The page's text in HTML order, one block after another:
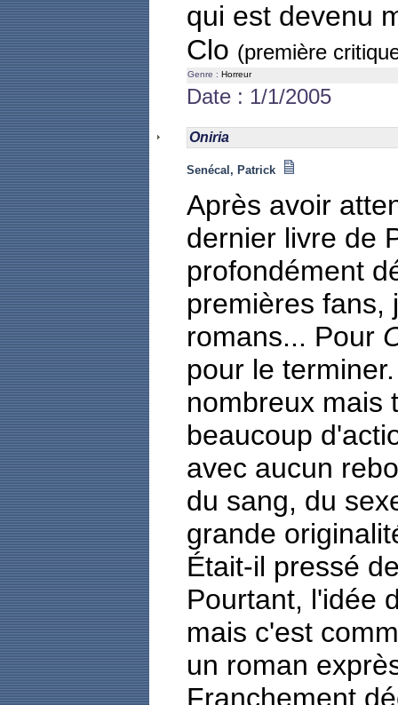
qui est devenu
Clo (première
Genre : Horreur
Date : 1/1/2005
Oniria
Senécal, Patrick
Après avoir
dernier livre de
profondément
premières fans,
romans... Pour
pour le
nombreux mais
beaucoup
avec aucun
du sang, du
grande
Était-il pressé
Pourtant, l'idée
mais c'est
un roman
Franchement